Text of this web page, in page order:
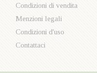
Condizioni di vendita
Menzioni legali
Condizioni d'uso
Contattaci